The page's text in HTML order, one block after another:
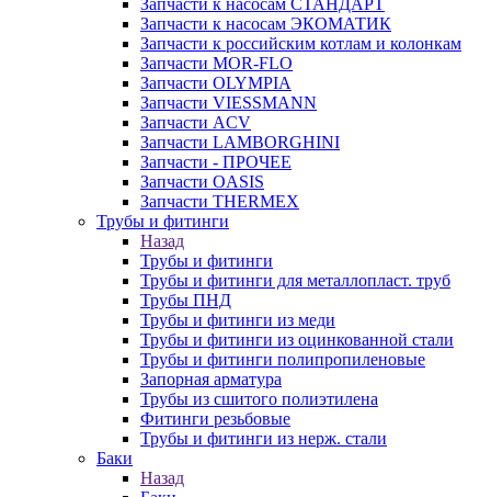
Запчасти к насосам СТАНДАРТ
Запчасти к насосам ЭКОМАТИК
Запчасти к российским котлам и колонкам
Запчасти MOR-FLO
Запчасти OLYMPIA
Запчасти VIESSMANN
Запчасти ACV
Запчасти LAMBORGHINI
Запчасти - ПРОЧЕЕ
Запчасти OASIS
Запчасти THERMEX
Трубы и фитинги
Назад
Трубы и фитинги
Трубы и фитинги для металлопласт. труб
Трубы ПНД
Трубы и фитинги из меди
Трубы и фитинги из оцинкованной стали
Трубы и фитинги полипропиленовые
Запорная арматура
Трубы из сшитого полиэтилена
Фитинги резьбовые
Трубы и фитинги из нерж. стали
Баки
Назад